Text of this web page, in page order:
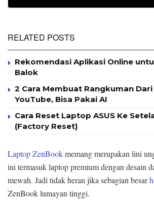
RELATED POSTS
Rekomendasi Aplikasi Online
Balok
2 Cara Membuat Rangkuman
YouTube, Bisa Pakai AI
Cara Reset Laptop ASUS Ke
(Factory Reset)
Laptop ZenBookmemang merupakan lini
ini termasuk laptop premium dengan desain
mewah. Jadi tidak heran jika sebagian besar
ZenBook lumayan tinggi.